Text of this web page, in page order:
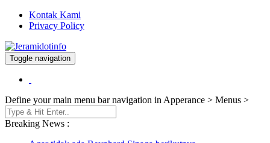
Kontak Kami
Privacy Policy
Jeramidotinfo
Berita dan Informasi Terkini
Toggle navigation
Define your main menu bar navigation in Apperance > Menus >
Breaking News :